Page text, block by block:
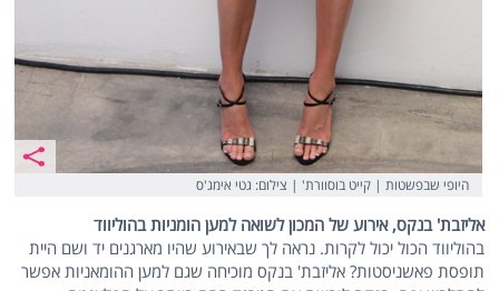
היופי שבפשטות | קייט בוסוורת' | צילום: גטי אימג'ס
אליזבת' בנקס, אירוע של המכון לשואה למען הומניות בהוליווד
בהוליווד הכול יכול לקרות. נראה לך שבאירוע שהיו מארגנים יד ושם היית
תופסת פאשניסטות? אליזבת' בנקס מוכיחה שגם למען ההומאניות אפשר